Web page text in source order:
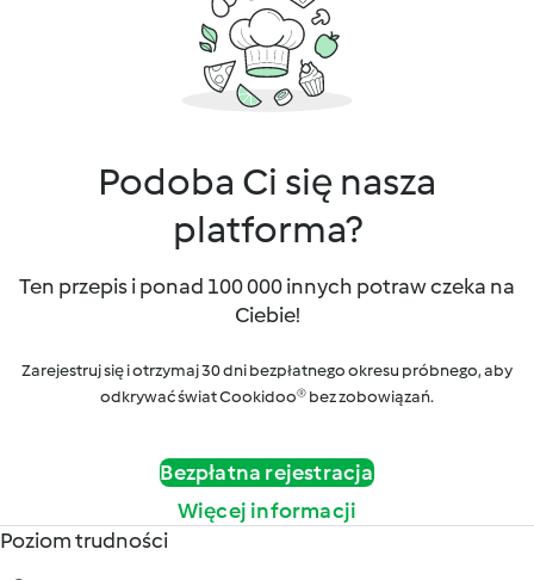
Podoba Ci się nasza
platforma?
Ten przepis i ponad 100 000 innych potraw czeka na
Ciebie!
Zarejestruj się i otrzymaj 30 dni bezpłatnego okresu próbnego, aby
odkrywać świat Cookidoo® bez zobowiązań.
Bezpłatna rejestracja
Więcej informacji
Poziom trudności